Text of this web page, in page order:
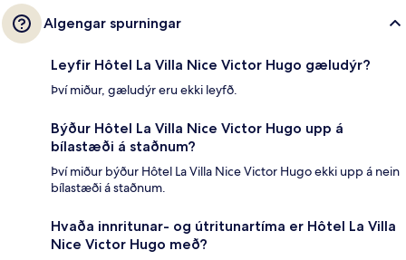
Algengar spurningar
Leyfir Hôtel La Villa Nice Victor Hugo gæludýr?
Því miður, gæludýr eru ekki leyfð.
Býður Hôtel La Villa Nice Victor Hugo upp á
bílastæði á staðnum?
Því miður býður Hôtel La Villa Nice Victor Hugo ekki upp á nein
bílastæði á staðnum.
Hvaða innritunar- og útritunartíma er Hôtel La Villa
Nice Victor Hugo með?